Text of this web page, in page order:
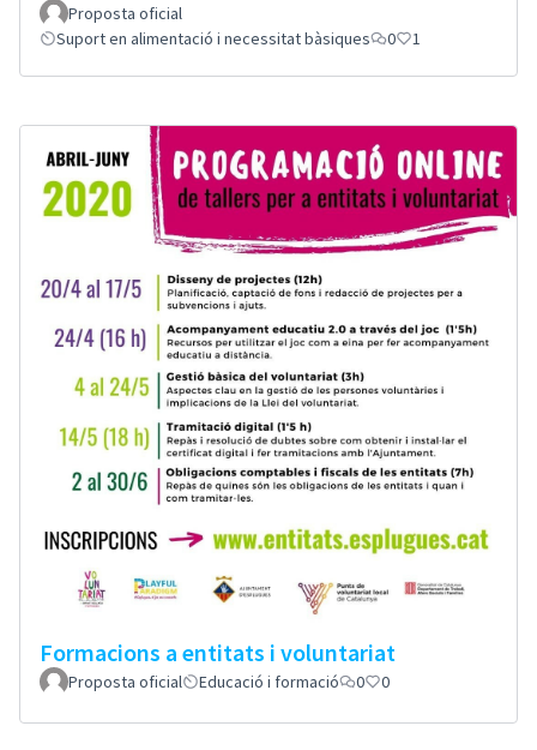
Proposta oficial
Suport en alimentació i necessitat bàsiques
0 1
Formacions a entitats i voluntariat
Proposta oficial Educació i formació 0 0